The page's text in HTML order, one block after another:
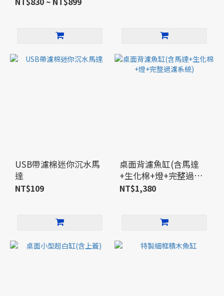
USB帶濾棉迷你沉水馬
達
NT$109
桌面背濾魚缸(含馬達
+生化棉+燈+完整過濾
系統)
NT$1,380